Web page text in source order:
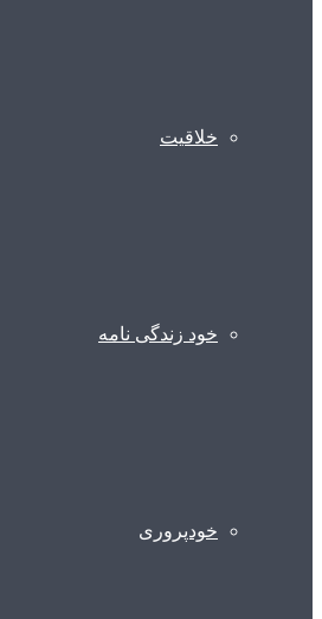
خلاقیت
خود زندگی نامه
خودپروری